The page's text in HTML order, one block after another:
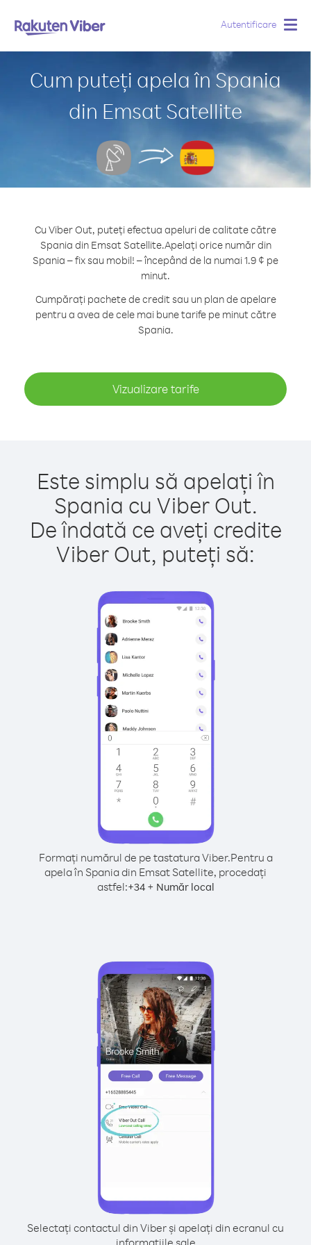
Autentificare
Cum puteți apela în Spania
din Emsat Satellite
Cu Viber Out, puteți efectua apeluri de calitate către
Spania din Emsat Satellite.Apelați orice număr din
Spania – fix sau mobil! – începând de la numai 1.9 ¢ pe
minut.
Cumpărați pachete de credit sau un plan de apelare
pentru a avea de cele mai bune tarife pe minut către
Spania.
Vizualizare tarife
Este simplu să apelați în
Spania cu Viber Out.
De îndată ce aveți credite
Viber Out, puteți să:
Formați numărul de pe tastatura Viber.Pentru a
apela în Spania din Emsat Satellite, procedați
astfel:+34+ Număr local
Selectați contactul din Viber și apelați din ecranul cu
informațiile sale